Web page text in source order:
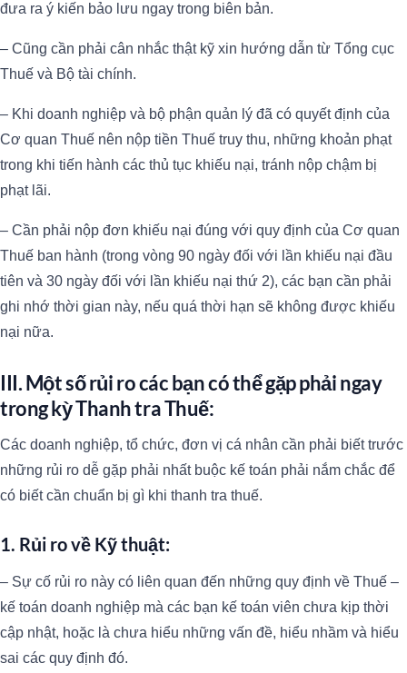
đưa ra ý kiến bảo lưu ngay trong biên bản.
– Cũng cần phải cân nhắc thật kỹ xin hướng dẫn từ Tổng cục
Thuế và Bộ tài chính.
– Khi doanh nghiệp và bộ phận quản lý đã có quyết định của
Cơ quan Thuế nên nộp tiền Thuế truy thu, những khoản phạt
trong khi tiến hành các thủ tục khiếu nại, tránh nộp chậm bị
phạt lãi.
– Cần phải nộp đơn khiếu nại đúng với quy định của Cơ quan
Thuế ban hành (trong vòng 90 ngày đối với lần khiếu nại đầu
tiên và 30 ngày đối với lần khiếu nại thứ 2), các bạn cần phải
ghi nhớ thời gian này, nếu quá thời hạn sẽ không được khiếu
nại nữa.
III. Một số rủi ro các bạn có thể gặp phải ngay
trong kỳ Thanh tra Thuế:
Các doanh nghiệp, tổ chức, đơn vị cá nhân cần phải biết trước
những rủi ro dễ gặp phải nhất buộc kế toán phải nắm chắc để
có biết cần chuẩn bị gì khi thanh tra thuế.
1. Rủi ro về Kỹ thuật:
– Sự cố rủi ro này có liên quan đến những quy định về Thuế –
kế toán doanh nghiệp mà các bạn kế toán viên chưa kịp thời
cập nhật, hoặc là chưa hiểu những vấn đề, hiểu nhầm và hiểu
sai các quy định đó.